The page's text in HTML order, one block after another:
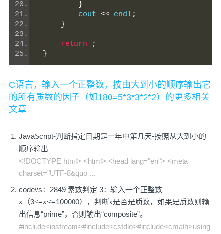
}
         cout
<< endl;
}
return
;
}
C语言，输入一个正整数，按由大到小的顺序输出它
的所有质数的因子（如180=5*3*3*2*2）的更多相关
文章
JavaScript-判断指定日期是一年中第几天-按照从大到小的
顺序输出
<!DOCTYPE html> <html> <head lang="en"> <meta
charset="UTF-8&quo ...
codevs：2849 素数判定 3：输入一个正整数
x（3<=x<=100000），判断x是否是质数，如果是质数则输
出信息“prime”，否则输出“composite”。
#include<iostream>#include<cstdio>#include<cmath>using